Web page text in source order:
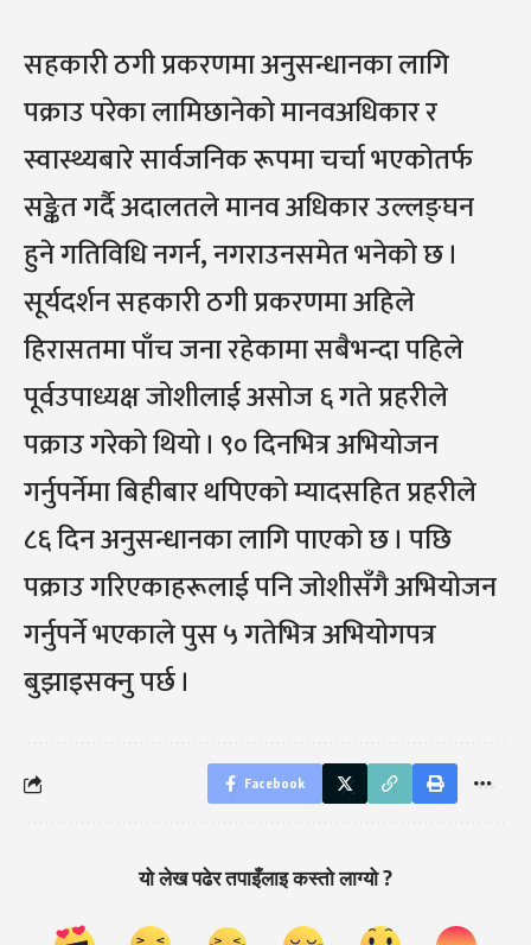
सहकारी ठगी प्रकरणमा अनुसन्धानका लागि
पक्राउ परेका लामिछानेको मानवअधिकार र
स्वास्थ्यबारे सार्वजनिक रूपमा चर्चा भएकोतर्फ
सङ्केत गर्दै अदालतले मानव अधिकार उल्लङ्घन
हुने गतिविधि नगर्न, नगराउनसमेत भनेको छ ।
सूर्यदर्शन सहकारी ठगी प्रकरणमा अहिले
हिरासतमा पाँच जना रहेकामा सबैभन्दा पहिले
पूर्वउपाध्यक्ष जोशीलाई असोज ६ गते प्रहरीले
पक्राउ गरेको थियो । ९० दिनभित्र अभियोजन
गर्नुपर्नेमा बिहीबार थपिएको म्यादसहित प्रहरीले
८६ दिन अनुसन्धानका लागि पाएको छ । पछि
पक्राउ गरिएकाहरूलाई पनि जोशीसँगै अभियोजन
गर्नुपर्ने भएकाले पुस ५ गतेभित्र अभियोगपत्र
बुझाइसक्नु पर्छ ।
Facebook
यो लेख पढेर तपाइँलाइ कस्तो लाग्यो ?